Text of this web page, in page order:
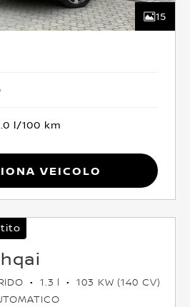
15
l/100 km
Veicolo
1.3 l
103 KW (140 CV)